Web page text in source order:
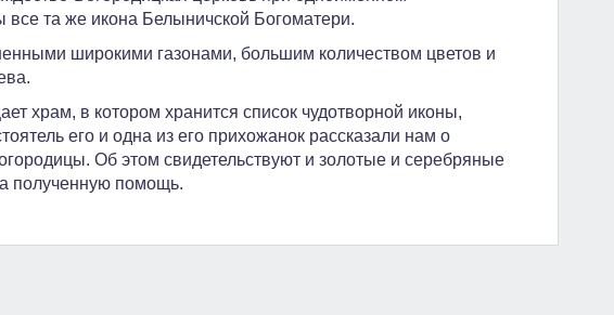
та же икона Белыничской Богоматери.
широкими газонами, большим количеством цветов и
храм, в котором хранится список чудотворной иконы,
его и одна из его прихожанок рассказали нам о
Об этом свидетельствуют и золотые и серебряные
полученную помощь.